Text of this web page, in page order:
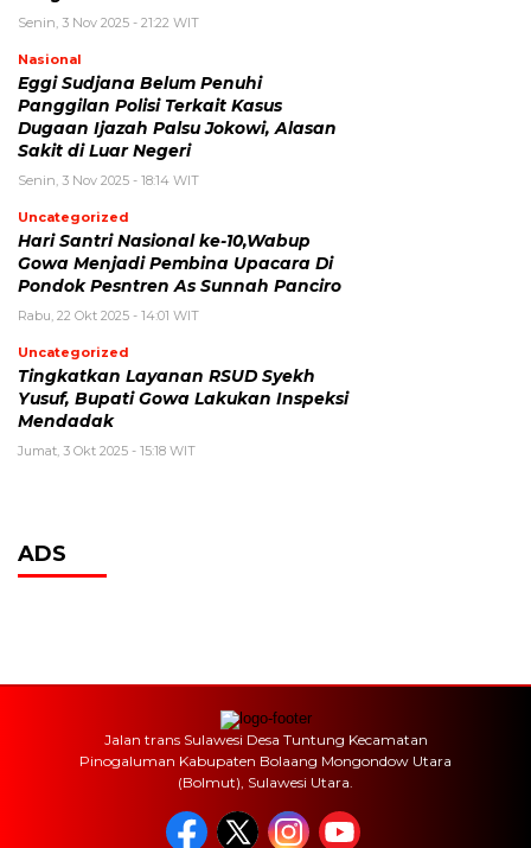
Senin, 3 Nov 2025 - 21:22 WIT
Nasional
Eggi Sudjana Belum Penuhi
Panggilan Polisi Terkait Kasus
Dugaan Ijazah Palsu Jokowi, Alasan
Sakit di Luar Negeri
Senin, 3 Nov 2025 - 18:14 WIT
Uncategorized
Hari Santri Nasional ke-10,Wabup
Gowa Menjadi Pembina Upacara Di
Pondok Pesntren As Sunnah Panciro
Rabu, 22 Okt 2025 - 14:01 WIT
Uncategorized
Tingkatkan Layanan RSUD Syekh
Yusuf, Bupati Gowa Lakukan Inspeksi
Mendadak
Jumat, 3 Okt 2025 - 15:18 WIT
ADS
Jalan trans Sulawesi Desa Tuntung Kecamatan
Pinogaluman Kabupaten Bolaang Mongondow Utara
(Bolmut), Sulawesi Utara.